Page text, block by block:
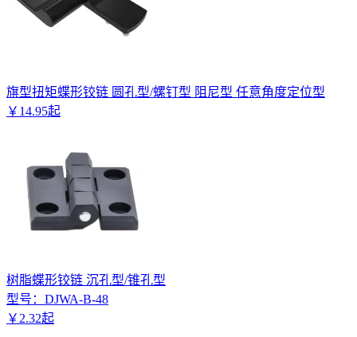
旗型扭矩蝶形铰链 圆孔型/螺钉型 阻尼型 任意角度定位型
￥ 14.95起
树脂蝶形铰链 沉孔型/锥孔型
型号： DJWA-B-48
￥ 2.32起